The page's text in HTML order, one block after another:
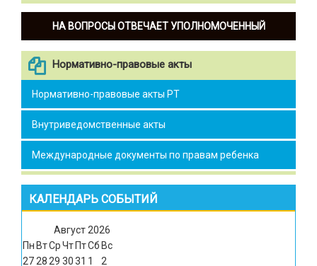
НА ВОПРОСЫ ОТВЕЧАЕТ УПОЛНОМОЧЕННЫЙ
Нормативно-правовые акты
Нормативно-правовые акты РТ
Внутриведомственные акты
Международные документы по правам ребенка
КАЛЕНДАРЬ СОБЫТИЙ
Август2026
Пн ВтСрЧт ПтСб Вс
272829 3031 1
2